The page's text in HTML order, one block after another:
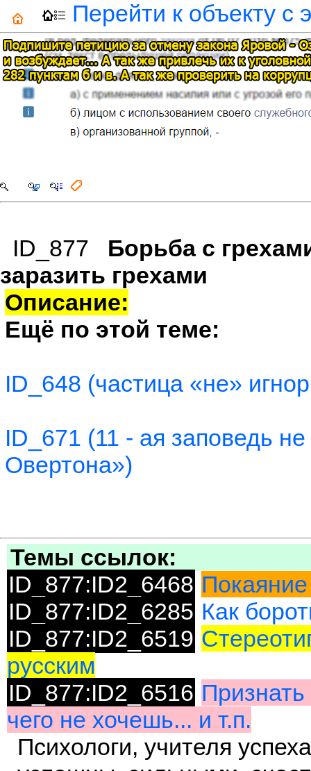
Перейти к объекту с
ID_877 Борьба с
заразить грехами
Описание:
Ещё по этой теме:
ID_648 (частица «не»
ID_671 (11 - ая заповедь
Овертона»)
Темы ссылок:
ID_877:ID2_6468 Покаяние
ID_877:ID2_6285 Как
ID_877:ID2_6519
русским
ID_877:ID2_6516 Признать
чего не хочешь... и т.п.
Психологи, учителя